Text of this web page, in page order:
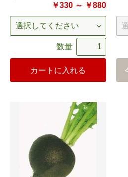
￥330 ～ ￥880
数量
カートに入れる